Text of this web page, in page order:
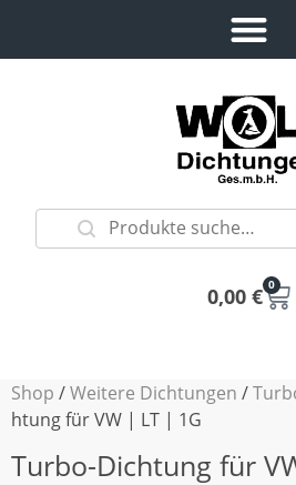
0,00 € 0
Shop /Weitere Dichtungen /
htung für VW | LT | 1G
Turbo-Dichtung für